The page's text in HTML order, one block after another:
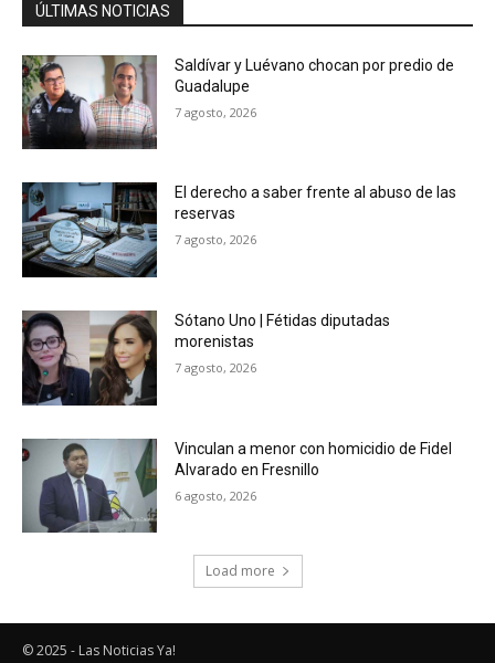
ÚLTIMAS NOTICIAS
Saldívar y Luévano chocan por predio de
Guadalupe
7 agosto, 2026
El derecho a saber frente al abuso de las
reservas
7 agosto, 2026
Sótano Uno | Fétidas diputadas
morenistas
7 agosto, 2026
Vinculan a menor con homicidio de Fidel
Alvarado en Fresnillo
6 agosto, 2026
Load more
© 2025 - Las Noticias Ya!